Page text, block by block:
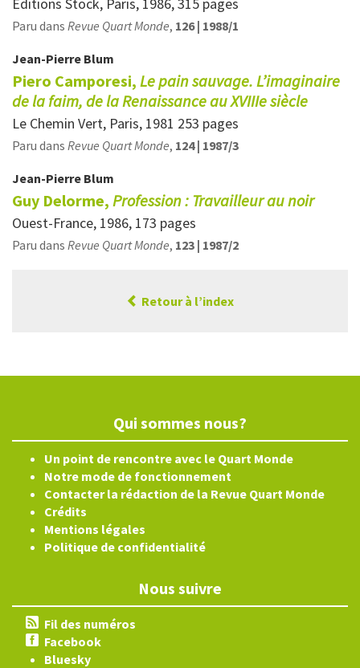
Paru dans Revue Quart Monde, 126 | 1988/1
Jean-Pierre Blum
Piero Camporesi, Le pain sauvage. L’imaginaire
de la faim, de la Renaissance au XVIIIe siècle
Le Chemin Vert, Paris, 1981 253 pages
Paru dans Revue Quart Monde, 124 | 1987/3
Jean-Pierre Blum
Guy Delorme, Profession : Travailleur au noir
Ouest-France, 1986, 173 pages
Paru dans Revue Quart Monde, 123 | 1987/2
Retour à l’index
Qui sommes nous?
Un point de rencontre avec le Quart Monde
Notre mode de fonctionnement
Contacter la rédaction de la Revue Quart Monde
Crédits
Mentions légales
Politique de confidentialité
Nous suivre
Fil des numéros
Facebook
Bluesky